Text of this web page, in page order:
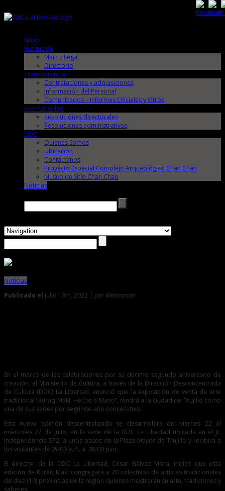
Inicio
Institución
Marco Legal
Directorio
Transparencia
Contrataciones y adquisiciones
Información del Personal
Comunicados – Informes Oficiales y Otros
Normatividad
Resoluciones directorales
Resoluciones administrativas
DDC
Quienes Somos
Ubicación
Contáctanos
Proyecto Especial Complejo Arqueológico Chan Chan
Museo de Sitio Chan Chan
Noticias
Noticias
Publicado el julio 13th, 2022 | por Webmaster
En el marco de las celebraciones por su décimo segundo aniversario de
creación, el Ministerio de Cultura, a través de la Dirección Desconcentrada
de Cultura (DDC) La Libertad, anunció que la exposición de venta de arte
tradicional “Ruraq Maki, Hecho a Mano”, tendrá a la ciudad de Trujillo como
una de sus sedes por segundo año consecutivo.
Esta nueva edición descentralizada se desarrollará del viernes 22 al
miércoles 27 de julio, en la sede de la DDC La Libertad ubicada en el Jr.
Independencia 572, a unos pasos de la Plaza Mayor de Trujillo y recibirá a
los visitantes de 09:00 a.m. a 08:00 p.m.
El director de la DDC La Libertad, César Gálvez Mora, indicó que esta
edición de Ruraq Maki congregará a 20 colectivos de artistas tradicionales
de diez (10) provincias de la región quienes mostrarán su arte, tradiciones y
saberes.